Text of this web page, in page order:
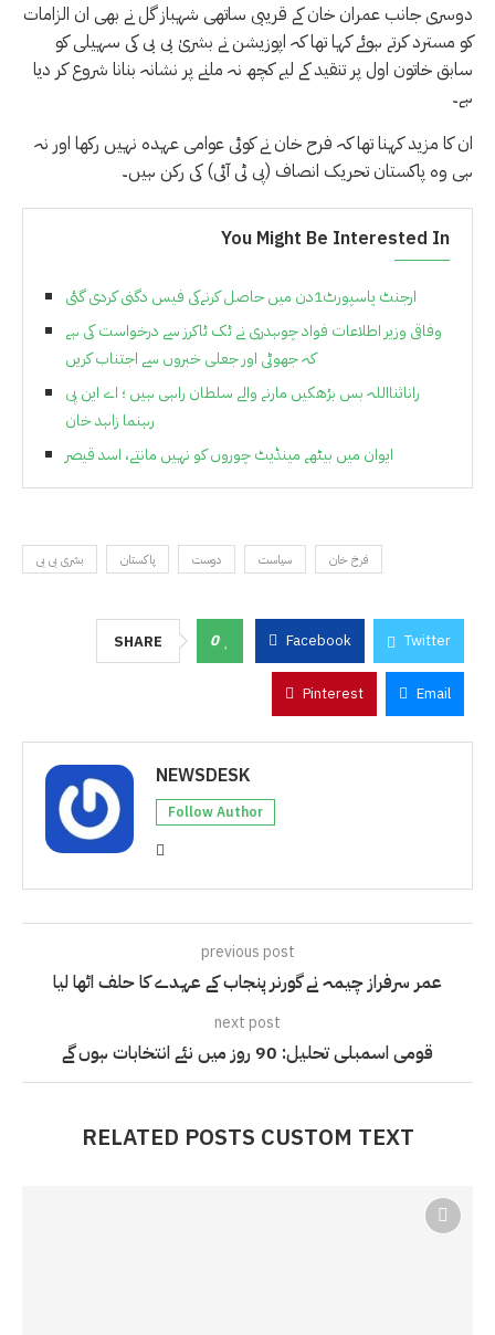
دوسری جانب عمران خان کے قریبی ساتھی شہباز گل نے بھی ان الزامات
کو مسترد کرتے ہوئے کہا تھا کہ اپوزیشن نے بشریٰ بی بی کی سہیلی کو
سابق خاتون اول پر تنقید کے لیے کچھ نہ ملنے پر نشانہ بنانا شروع کر دیا
ہے۔
ان کا مزید کہنا تھا کہ فرح خان نے کوئی عوامی عہدہ نہیں رکھا اور نہ
ہی وہ پاکستان تحریک انصاف (پی ٹی آئی) کی رکن ہیں۔
You Might Be Interested In
ارجنٹ پاسپورٹ1دن میں حاصل کرنےکی فیس دگنی کردی گئی
وفاقی وزیر اطلاعات فواد چوہدری نے ٹک ٹاکرز سے درخواست کی ہے
کہ جھوٹی اور جعلی خبروں سے اجتناب کریں
راناثنااللہ بس بڑھکیں مارنے والے سلطان راہی ہیں ؛ اے این پی
رہنما زاہد خان
ایوان میں بیٹھے مینڈیٹ چوروں کو نہیں مانتے، اسد قیصر
بشری بی بی پاکستان دوست سیاست فرخ خان
SHARE 0 Facebook Twitter
Pinterest Email
NEWSDESK
Follow Author
previous post
عمر سرفراز چیمہ نے گورنر پنجاب کے عہدے کا حلف اٹھا لیا
next post
قومی اسمبلی تحلیل: 90 روز میں نئے انتخابات ہوں گے
RELATED POSTS CUSTOM TEXT